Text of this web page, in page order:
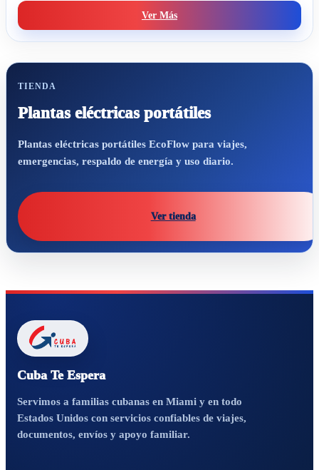
Ver Más
TIENDA
Plantas eléctricas portátiles
Plantas eléctricas portátiles EcoFlow para viajes,
emergencias, respaldo de energía y uso diario.
Ver tienda
Cuba Te Espera
Servimos a familias cubanas en Miami y en todo
Estados Unidos con servicios confiables de viajes,
documentos, envíos y apoyo familiar.